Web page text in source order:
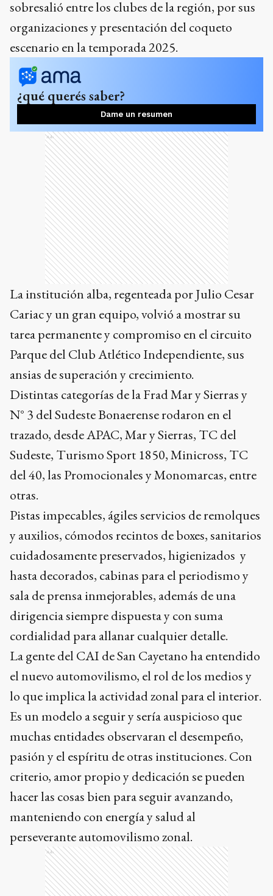
sobresalió entre los clubes de la región, por sus
organizaciones y presentación del coqueto
escenario en la temporada 2025.
¿qué querés saber?
Dame un resumen
Ads
La institución alba, regenteada por Julio Cesar
Cariac y un gran equipo, volvió a mostrar su
tarea permanente y compromiso en el circuito
Parque del Club Atlético Independiente, sus
ansias de superación y crecimiento.
Distintas categorías de la Frad Mar y Sierras y
N° 3 del Sudeste Bonaerense rodaron en el
trazado, desde APAC, Mar y Sierras, TC del
Sudeste, Turismo Sport 1850, Minicross, TC
del 40, las Promocionales y Monomarcas, entre
otras.
Pistas impecables, ágiles servicios de remolques
y auxilios, cómodos recintos de boxes, sanitarios
cuidadosamente preservados, higienizados y
hasta decorados, cabinas para el periodismo y
sala de prensa inmejorables, además de una
dirigencia siempre dispuesta y con suma
cordialidad para allanar cualquier detalle.
La gente del CAI de San Cayetano ha entendido
el nuevo automovilismo, el rol de los medios y
lo que implica la actividad zonal para el interior.
Es un modelo a seguir y sería auspicioso que
muchas entidades observaran el desempeño,
pasión y el espíritu de otras instituciones. Con
criterio, amor propio y dedicación se pueden
hacer las cosas bien para seguir avanzando,
manteniendo con energía y salud al
perseverante automovilismo zonal.
Ads